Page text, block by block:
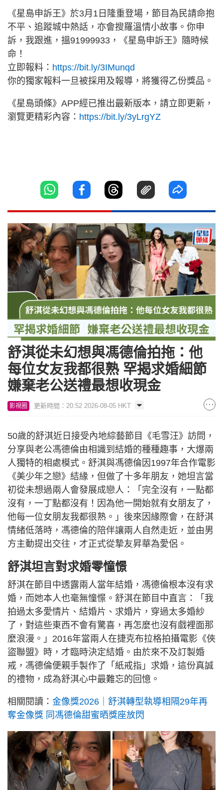
《星島申訴王》於3月1日隆重登場，節目為民請命抱
不平、追蹤城中熱話，亦會搜羅溫情小故事。你申
訴，我跟進，搵91999933，《星島申訴王》隨時候
命！
立即報料： https://bit.ly/3IMunqd
你的獨家報料一旦被採用及報導，將獲得乙份獎品。
《星島頭條》APP經已推出最新版本，請立即更新，
瀏覽更精彩內容： https://bit.ly/3yLrgYZ
舒淇從未幻想與馮德倫拍拖：他
每位女友我都很熟 罕揭求婚細節
嫌棄老公送禮最想收現金
影視圈 更新時間：20:52 2026-08-05 HKT
50歲的舒淇近日接受內地綜藝節目《毛雪汪》訪問，
分享與老公馮德倫由相識到結婚的種種趣事，大爆兩
人獨特的相處模式。舒淇與馮德倫因1997年合作電影
《美少年之戀》結緣，但做了十多年朋友，她坦言當
初從未想過兩人會發展成戀人：「完全沒有，一點都
沒有，一丁點都沒有！因為他一開始就有女朋友了，
他每一位女朋友我都很熟。」後來因緣際會，在舒淇
情緒低落時，馮德倫的陪伴讓兩人自然走近，並由男
方主動提出交往，才正式從摯友昇華為愛侶。
舒淇坦言對求婚零憧憬
舒淇在節目中透露兩人當年結婚，馮德倫根本沒有求
婚，而她本人也毫無憧憬。舒淇在節目中直言：「我
拍過太多愛情片、結婚片、求婚片，穿過太多婚紗
了，對這些東西不會有驚喜，再怎麼也沒有戲裡面那
麼浪漫。」2016年當兩人在捷克布拉格拍攝電影《俠
盜聯盟》時，才臨時決定結婚。由於來不及訂製婚
戒，馮德倫便親手製作了「紙戒指」求婚，這份真誠
的禮物，成為舒淇心中最難忘的回憶。
相關閱讀： 金像獎2026｜舒淇轉型執導相隔29年再
奪金像獎 同馮德倫甜蜜晒獎座放閃